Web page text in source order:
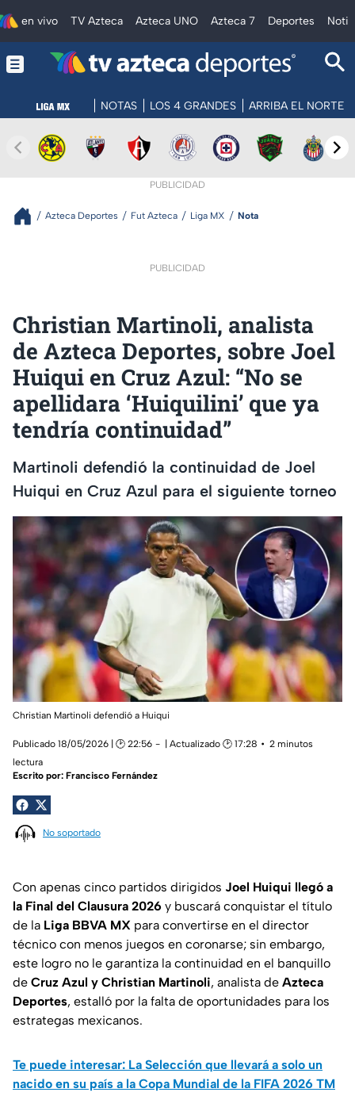
en vivo TV Azteca Azteca UNO Azteca 7 Deportes
NOTAS LOS 4 GRANDES ARRIBA EL NORTE
PUBLICIDAD
Azteca Deportes Fut Azteca Liga MX Nota
PUBLICIDAD
Christian Martinoli, analista
de Azteca Deportes, sobre Joel
Huiqui en Cruz Azul: “No se
apellidara ‘Huiquilini’ que ya
tendría continuidad”
Martinoli defendió la continuidad de Joel
Huiqui en Cruz Azul para el siguiente torneo
Christian Martinoli defendió a Huiqui
Publicado 18/05/2026 | 🕑 22:56 | Actualizado 🕑 17:28
2 minutos
lectura
Escrito por: Francisco Fernández
No soportado
Con apenas cinco partidos dirigidos Joel Huiqui llegó a
la Final del Clausura 2026 y buscará conquistar el título
de la Liga BBVA MX para convertirse en el director
técnico con menos juegos en coronarse; sin embargo,
este logro no le garantiza la continuidad en el banquillo
de Cruz Azul y Christian Martinoli, analista de Azteca
Deportes, estalló por la falta de oportunidades para los
estrategas mexicanos.
Te puede interesar: La Selección que llevará a solo un
nacido en su país a la Copa Mundial de la FIFA 2026 TM